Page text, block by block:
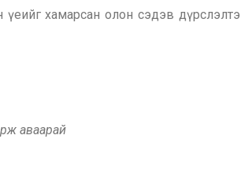
хамарсан олон сэдэв
аваарай